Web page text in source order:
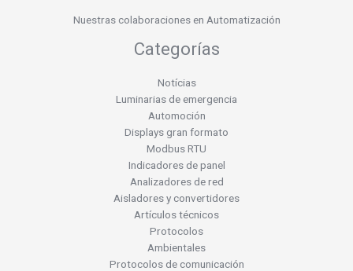
Nuestras colaboraciones en Automatización
Categorías
Notícias
Luminarias de emergencia
Automoción
Displays gran formato
Modbus RTU
Indicadores de panel
Analizadores de red
Aisladores y convertidores
Artículos técnicos
Protocolos
Ambientales
Protocolos de comunicación